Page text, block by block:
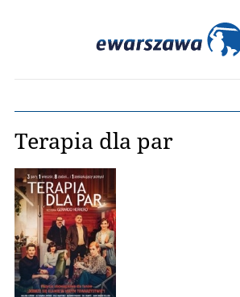
Terapia dla par